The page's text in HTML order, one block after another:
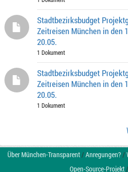
Stadtbezirksbudget
Zeitreisen München in den
20.05.
1 Dokument
Stadtbezirksbudget
Zeitreisen München in den
20.05.
1 Dokument
Über München-Transparent/Anregungen?/
Open-Source-Projekt/